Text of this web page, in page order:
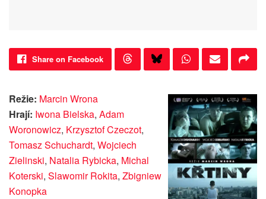
Share on Facebook
Režie: Marcin Wrona
Hrají: Iwona Bielska, Adam
Woronowicz, Krzysztof Czeczot,
Tomasz Schuchardt, Wojciech
Zielinski, Natalia Rybicka, Michal
Koterski, Slawomir Rokita, Zbigniew
Konopka